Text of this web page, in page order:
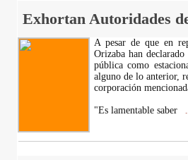
Exhortan Autoridades
A pesar de que en
Orizaba han
pública como
alguno de lo anterior,
corporación
"Es lamentable saber